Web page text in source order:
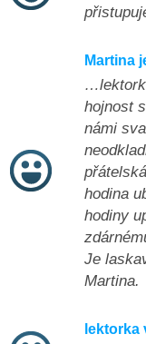
Martina
hojnost
námi
hodina
hodiny
Je
Martina.